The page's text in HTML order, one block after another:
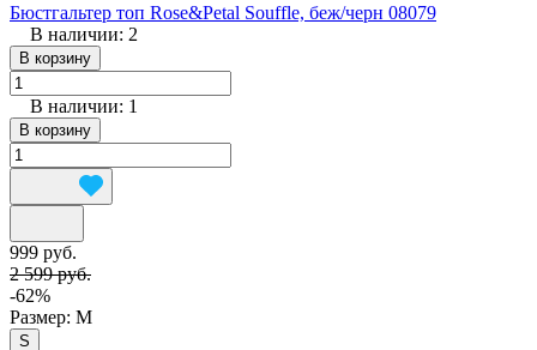
Бюстгальтер топ Rose&Petal Souffle, беж/черн 08079
В наличии: 2
В корзину
В наличии: 1
В корзину
999 руб.
2 599 руб.
-62%
Размер: M
S